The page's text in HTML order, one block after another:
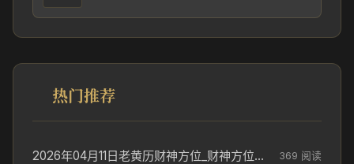
热门推荐
2026年04月11日老黄历财神方位_财神方位与供奉讲究 369 阅读